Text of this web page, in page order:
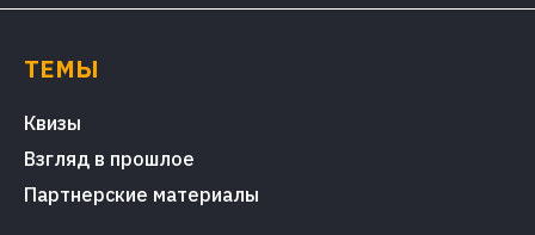
ТЕМЫ
Квизы
Взгляд в прошлое
Партнерские материалы